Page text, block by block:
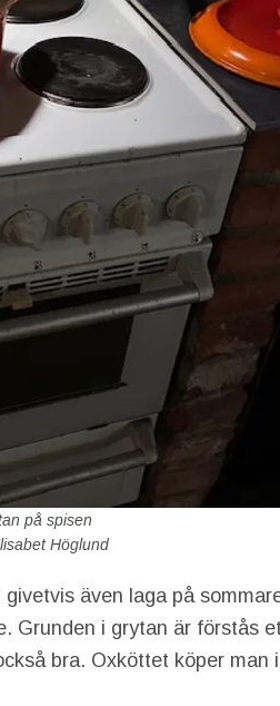
på spisen
Höglund
även laga på
Grunden i grytan är förstås
bra. Oxköttet köper man